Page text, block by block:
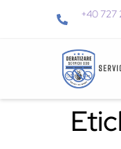
+40 727